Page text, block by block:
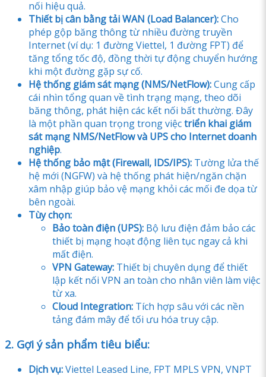
nối hiệu quả.
Thiết bị cân bằng tải WAN (Load Balancer):Cho
phép gộp băng thông từ nhiều đường truyền
Internet (ví dụ: 1 đường Viettel, 1 đường FPT) để
tăng tổng tốc độ, đồng thời tự động chuyển hướng
khi một đường gặp sự cố.
Hệ thống giám sát mạng (NMS/NetFlow):Cung cấp
cái nhìn tổng quan về tình trạng mạng, theo dõi
băng thông, phát hiện các kết nối bất thường. Đây
là một phần quan trọng trong việctriển khai giám
sát mạng NMS/NetFlow và UPS cho Internet doanh
nghiệp.
Hệ thống bảo mật (Firewall, IDS/IPS): Tường lửa thế
hệ mới (NGFW) và hệ thống phát hiện/ngăn chặn
xâm nhập giúp bảo vệ mạng khỏi các mối đe dọa từ
bên ngoài.
Tùy chọn:
Bảo toàn điện (UPS): Bộ lưu điện đảm bảo các
thiết bị mạng hoạt động liên tục ngay cả khi
mất điện.
VPN Gateway: Thiết bị chuyên dụng để thiết
lập kết nối VPN an toàn cho nhân viên làm việc
từ xa.
Cloud Integration: Tích hợp sâu với các nền
tảng đám mây để tối ưu hóa truy cập.
2. Gợi ý sản phẩm tiêu biểu:
Dịch vụ:Viettel Leased Line, FPT MPLS VPN, VNPT